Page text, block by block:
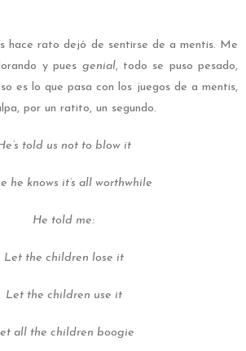
hace rato dejó de sentirse de a mentis. Me
y pues genial, todo se puso pesado,
es lo que pasa con los juegos de a mentis,
por un ratito, un segundo.
told us not to blow it
he knows it’s all worthwhile
He told me:
Let the children lose it
Let the children use it
all the children boogie